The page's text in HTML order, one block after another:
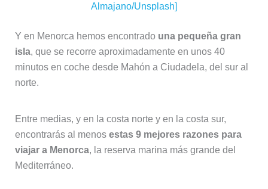
Almajano/Unsplash]
Y en Menorca hemos encontrado una pequeña gran
isla, que se recorre aproximadamente en unos 40
minutos en coche desde Mahón a Ciudadela, del sur al
norte.
Entre medias, y en la costa norte y en la costa sur,
encontrarás al menos estas 9 mejores razones para
viajar a Menorca, la reserva marina más grande del
Mediterráneo.